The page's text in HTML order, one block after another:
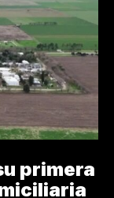
primera